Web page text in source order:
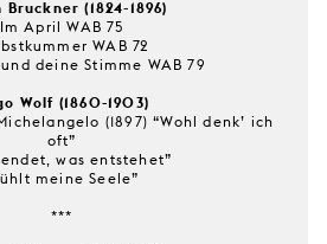
Bruckner (1824-1896)
Im April WAB 75
WAB 72
deine Stimme WAB 79
Wolf (1860-1903)
(1897) “Wohl denk’ ich
oft”
was entstehet”
meine Seele”
***